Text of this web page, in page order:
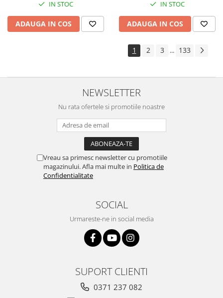
IN STOC
ADAUGA IN COS
IN STOC
ADAUGA IN COS
1 2 3 ... 133
NEWSLETTER
Nu rata ofertele si promotiile noastre
Vreau sa primesc newsletter cu promotiile
magazinului. Afla mai multe in Politica de
Confidentialitate
SOCIAL
Urmareste-ne in social media
SUPORT CLIENTI
0371 237 082